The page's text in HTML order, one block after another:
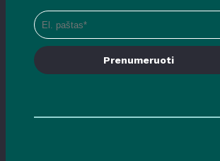
Prenumeruoti